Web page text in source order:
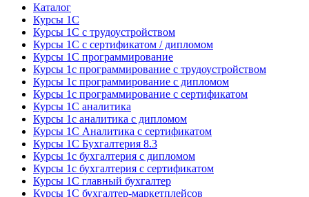
Каталог
Курсы 1С
Курсы 1С с трудоустройством
Курсы 1С с сертификатом / дипломом
Курсы 1С программирование
Курсы 1с программирование с трудоустройством
Курсы 1с программирование с дипломом
Курсы 1с программирование с сертификатом
Курсы 1С аналитика
Курсы 1с аналитика с дипломом
Курсы 1С Аналитика с сертификатом
Курсы 1С Бухгалтерия 8.3
Курсы 1с бухгалтерия с дипломом
Курсы 1с бухгалтерия с сертификатом
Курсы 1С главный бухгалтер
Курсы 1С бухгалтер-маркетплейсов